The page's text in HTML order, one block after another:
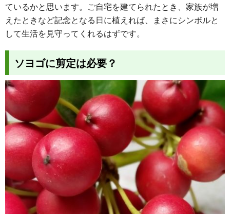
ているかと思います。ご自宅を建てられたとき、家族が増
えたときなど記念となる日に植えれば、まさにシンボルと
して生活を見守ってくれるはずです。
ソヨゴに剪定は必要？